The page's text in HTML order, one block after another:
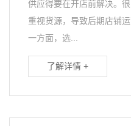
供应得要在开店前解决。
重视货源，导致后期店铺
一方面，选...
了解详情 +